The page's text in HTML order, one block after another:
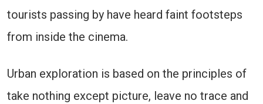
tourists passing by have heard faint footsteps
from inside the cinema.
Urban exploration is based on the principles of
take nothing except picture, leave no trace and